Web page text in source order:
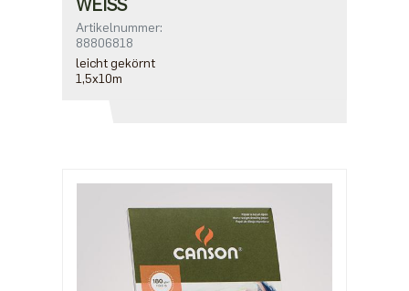
WEISS
Artikelnummer:
88806818
leicht gekörnt
1,5x10m